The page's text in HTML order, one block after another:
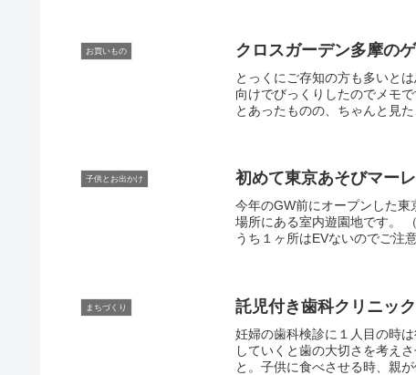
お買いもの クロスガーデン多摩の
とっくにご存知の方も多いと
向けでびっくりしたのでメモ
とあったものの、ちゃんと見
子供とお出かけ 初めて東京あそびマー
今年のGW前にオープンした
場所にある室内遊園地です。
うち１ヶ所はEVないのでご注
まちづくり 託児付き歯科クリニック
妊婦の歯科検診に１人目の時
していくと歯の大切さを考え
と。子供に食べさせる時、親